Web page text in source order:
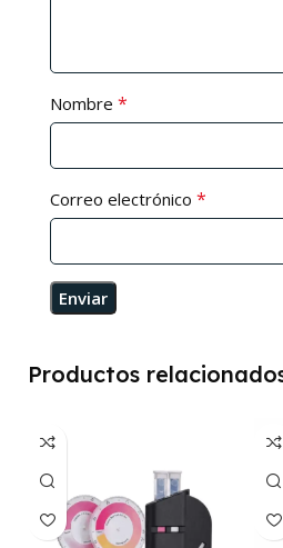
Nombre *
Correo electrónico *
Productos